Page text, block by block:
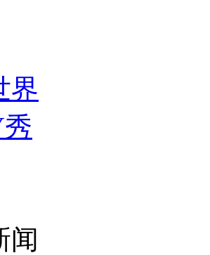
打老人 痛下狠手拳打脚踢
全 医生回应
界
闻